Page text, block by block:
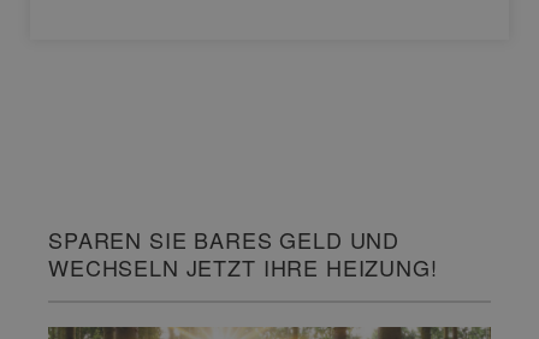
SPAREN SIE BARES GELD UND
WECHSELN JETZT IHRE HEIZUNG!